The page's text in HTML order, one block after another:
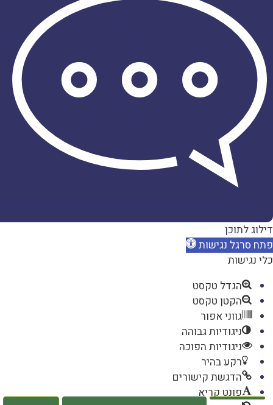
דילוג לתוכן
פתח סרגל נגישות
כלי נגישות
הגדל טקסט
הקטן טקסט
גווני אפור
ניגודיות גבוהה
ניגודיות הפוכה
רקע בהיר
הדגשת קישורים
פונט קריא